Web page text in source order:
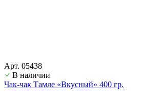
Арт. 05438
В наличии
Чак-чак Тамле «Вкусный» 400 гр.